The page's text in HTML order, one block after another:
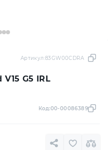
G5 IRL
Артикул:83GW00CDRA
Код:00-00086389